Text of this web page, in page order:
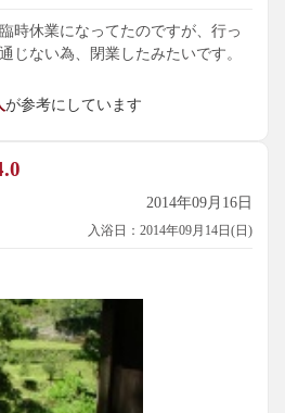
時休業になってたのですが、行っ
じない為、閉業したみたいです。
が参考にしています
2014年09月16日
入浴日：2014年09月14日(日)